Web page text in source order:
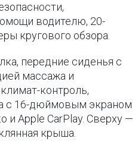
водителю, 20-
кругового обзора.
передние сиденья с
массажа и
контроль,
с 16-дюймовым экраном
и Apple CarPlay. Сверху —
крыша.